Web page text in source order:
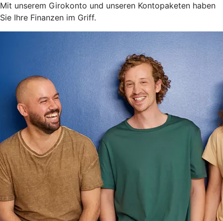
Mit unserem Girokonto und unseren Kontopaketen haben
Sie Ihre Finanzen im Griff.